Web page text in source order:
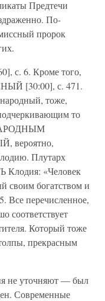
Предтечи
По-
пророк
с. 6. Кроме того,
[30:00], с. 471.
тоже,
то
НАРОДНЫМ
вероятно,
Плутарх
«Человек
своим богатством и
перечисленное,
соответствует
Который тоже
прекрасным
не уточняют — был
Современные